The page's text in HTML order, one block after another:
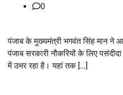
0
पंजाब के मुख्यमंत्री भगवंत सिंह मान ने
पंजाब सरकारी नौकरियों के लिए
में उभर रहा है। यहां तक […]